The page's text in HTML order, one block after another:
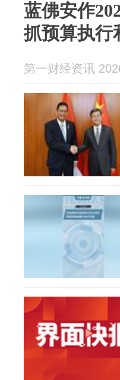
蓝佛安作
抓预算执行
第一财经资讯